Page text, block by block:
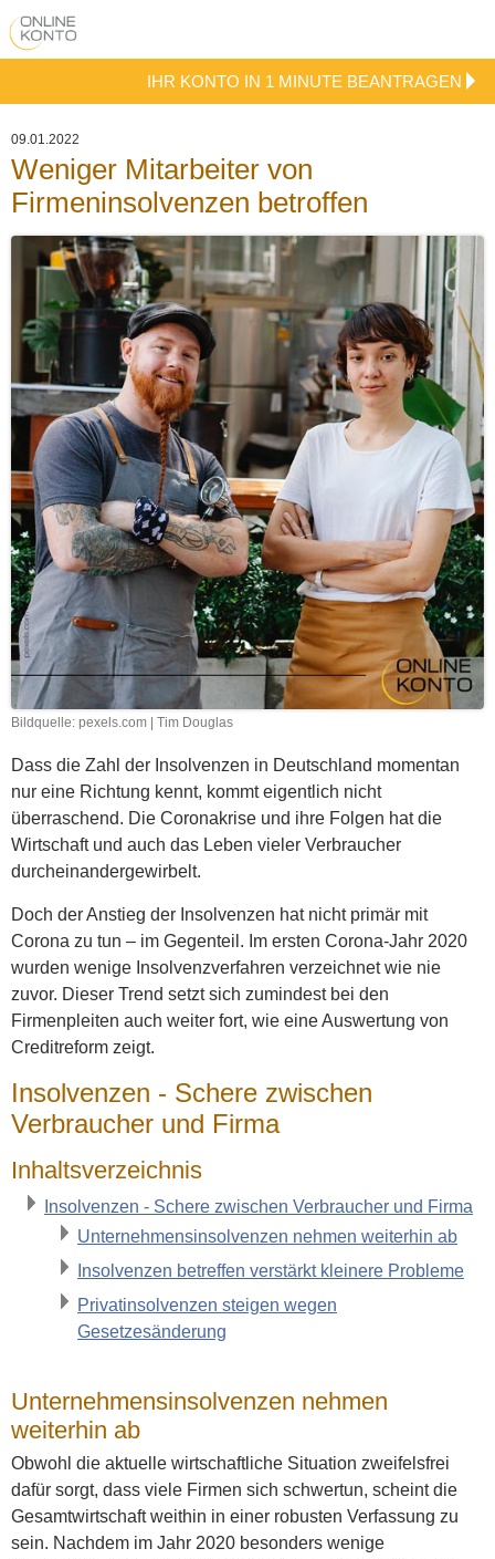
IHR KONTO IN 1 MINUTE BEANTRAGEN
09.01.2022
Weniger Mitarbeiter von
Firmeninsolvenzen betroffen
Bildquelle: pexels.com | Tim Douglas
Dass die Zahl der Insolvenzen in Deutschland momentan
nur eine Richtung kennt, kommt eigentlich nicht
überraschend. Die Coronakrise und ihre Folgen hat die
Wirtschaft und auch das Leben vieler Verbraucher
durcheinandergewirbelt.
Doch der Anstieg der Insolvenzen hat nicht primär mit
Corona zu tun – im Gegenteil. Im ersten Corona-Jahr 2020
wurden wenige Insolvenzverfahren verzeichnet wie nie
zuvor. Dieser Trend setzt sich zumindest bei den
Firmenpleiten auch weiter fort, wie eine Auswertung von
Creditreform zeigt.
Insolvenzen - Schere zwischen
Verbraucher und Firma
Inhaltsverzeichnis
Insolvenzen - Schere zwischen Verbraucher und Firma
Unternehmensinsolvenzen nehmen weiterhin ab
Insolvenzen betreffen verstärkt kleinere Probleme
Privatinsolvenzen steigen wegen
Gesetzesänderung
Unternehmensinsolvenzen nehmen
weiterhin ab
Obwohl die aktuelle wirtschaftliche Situation zweifelsfrei
dafür sorgt, dass viele Firmen sich schwertun, scheint die
Gesamtwirtschaft weithin in einer robusten Verfassung zu
sein. Nachdem im Jahr 2020 besonders wenige